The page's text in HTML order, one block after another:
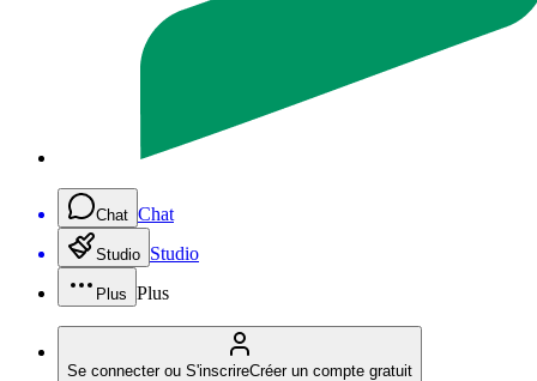
Chat Chat
Studio Studio
Plus Plus
Se connecter ou S'inscrireCréer un compte gratuit